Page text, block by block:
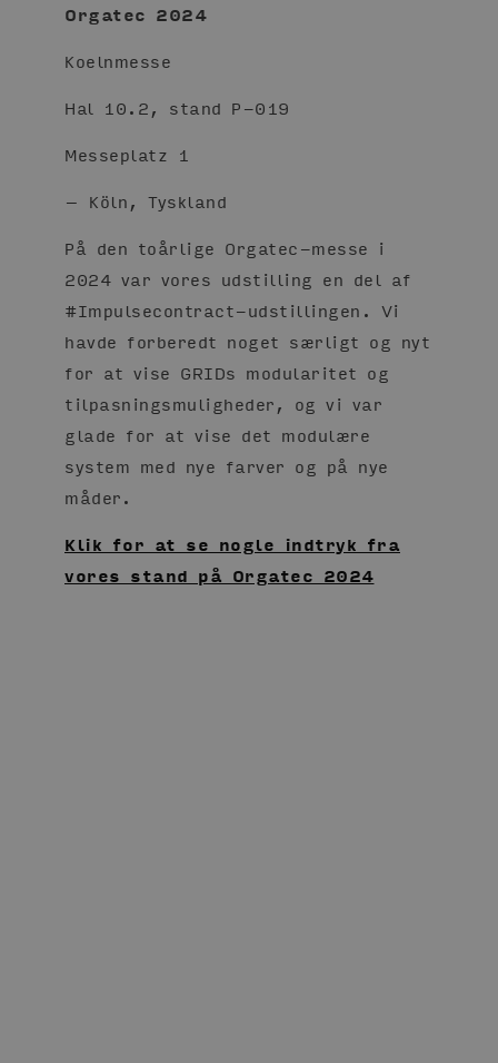
Orgatec 2024
Koelnmesse
Hal 10.2, stand P-019
Messeplatz 1
– Köln, Tyskland
På den toårlige Orgatec-messe i
2024 var vores udstilling en del af
#Impulsecontract-udstillingen. Vi
havde forberedt noget særligt og nyt
for at vise GRIDs modularitet og
tilpasningsmuligheder, og vi var
glade for at vise det modulære
system med nye farver og på nye
måder.
Klik for at se nogle indtryk fra
vores stand på Orgatec 2024